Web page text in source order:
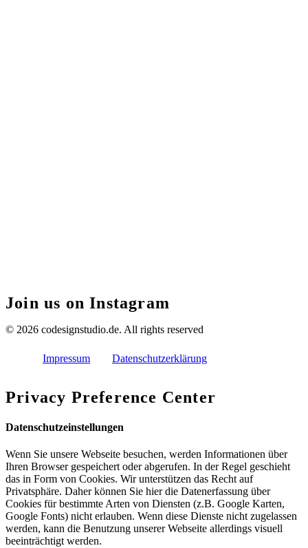
Join us on Instagram
© 2026 codesignstudio.de. All rights reserved
Impressum Datenschutzerklärung
Privacy Preference Center
Datenschutzeinstellungen
Wenn Sie unsere Webseite besuchen, werden Informationen über
Ihren Browser gespeichert oder abgerufen. In der Regel geschieht
das in Form von Cookies. Wir unterstützen das Recht auf
Privatsphäre. Daher können Sie hier die Datenerfassung über
Cookies für bestimmte Arten von Diensten (z.B. Google Karten,
Google Fonts) nicht erlauben. Wenn diese Dienste nicht zugelassen
werden, kann die Benutzung unserer Webseite allerdings visuell
beeinträchtigt werden.